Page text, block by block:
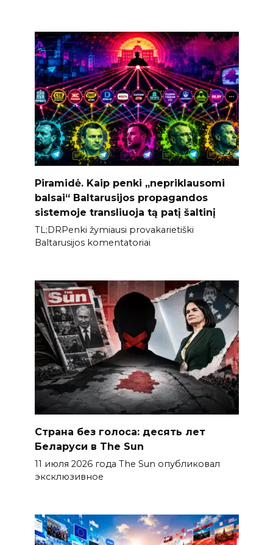
Piramidė. Kaip penki „nepriklausomi
balsai“ Baltarusijos propagandos
sistemoje transliuoja tą patį šaltinį
TL;DRPenki žymiausi provakarietiški
Baltarusijos komentatoriai
Страна без голоса: десять лет
Беларуси в The Sun
11 июля 2026 года The Sun опубликовал
эксклюзивное